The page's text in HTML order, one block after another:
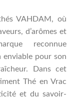
VAHDAM, où
d’arômes et
reconnue
enviable pour son
Dans cet
Thé en Vrac
et du savoir-